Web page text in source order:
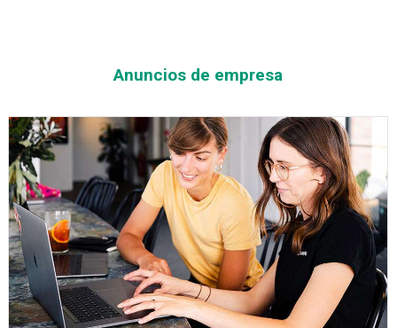
Anuncios de empresa